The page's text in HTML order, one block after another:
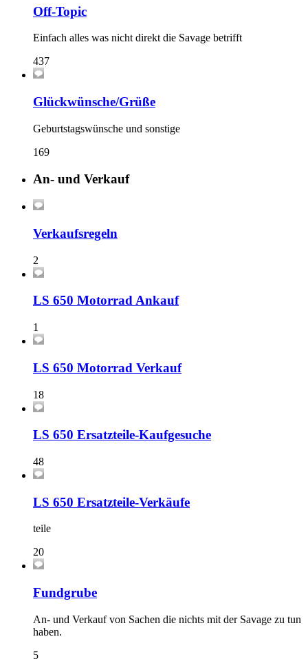
Off-Topic
Einfach alles was nicht direkt die Savage betrifft
437
Glückwünsche/Grüße
Geburtstagswünsche und sonstige
169
An- und Verkauf
Verkaufsregeln
2
LS 650 Motorrad Ankauf
1
LS 650 Motorrad Verkauf
18
LS 650 Ersatzteile-Kaufgesuche
48
LS 650 Ersatzteile-Verkäufe
teile
20
Fundgrube
An- und Verkauf von Sachen die nichts mit der Savage zu tun
haben.
5